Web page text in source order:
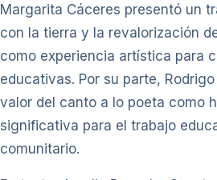
Margarita Cáceres presentó un
con la tierra y la revalorización
como experiencia artística para
educativas. Por su parte,
valor del canto a lo poeta como
significativa para el trabajo
comunitario.